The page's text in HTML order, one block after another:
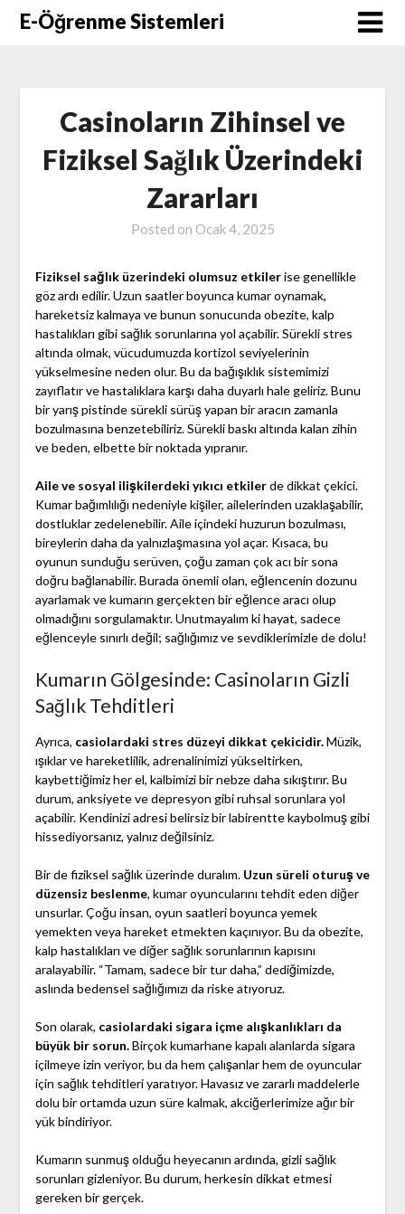
SkipE-Öğrenme Sistemleri
Casinoların Zihinsel ve
Fiziksel Sağlık Üzerindeki
Zararları
Posted on Ocak 4, 2025
Fiziksel sağlık üzerindeki olumsuz etkilerise genellikle
göz ardı edilir. Uzun saatler boyunca kumar oynamak,
hareketsiz kalmaya ve bunun sonucunda obezite, kalp
hastalıkları gibi sağlık sorunlarına yol açabilir. Sürekli stres
altında olmak, vücudumuzda kortizol seviyelerinin
yükselmesine neden olur. Bu da bağışıklık sistemimizi
zayıflatır ve hastalıklara karşı daha duyarlı hale geliriz. Bunu
bir yarış pistinde sürekli sürüş yapan bir aracın zamanla
bozulmasına benzetebiliriz. Sürekli baskı altında kalan zihin
ve beden, elbette bir noktada yıpranır.
Aile ve sosyal ilişkilerdeki yıkıcı etkilerde dikkat çekici.
Kumar bağımlılığı nedeniyle kişiler, ailelerinden uzaklaşabilir,
dostluklar zedelenebilir. Aile içindeki huzurun bozulması,
bireylerin daha da yalnızlaşmasına yol açar. Kısaca, bu
oyunun sunduğu serüven, çoğu zaman çok acı bir sona
doğru bağlanabilir. Burada önemli olan, eğlencenin dozunu
ayarlamak ve kumarın gerçekten bir eğlence aracı olup
olmadığını sorgulamaktır. Unutmayalım ki hayat, sadece
eğlenceyle sınırlı değil; sağlığımız ve sevdiklerimizle de dolu!
Kumarın Gölgesinde: Casinoların Gizli
Sağlık Tehditleri
Ayrıca, casiolardaki stres düzeyi dikkat çekicidir.Müzik,
ışıklar ve hareketlilik, adrenalinimizi yükseltirken,
kaybettiğimiz her el, kalbimizi bir nebze daha sıkıştırır. Bu
durum, anksiyete ve depresyon gibi ruhsal sorunlara yol
açabilir. Kendinizi adresi belirsiz bir labirentte kaybolmuş gibi
hissediyorsanız, yalnız değilsiniz.
Bir de fiziksel sağlık üzerinde duralım. Uzun süreli oturuş ve
düzensiz beslenme, kumar oyuncularını tehdit eden diğer
unsurlar. Çoğu insan, oyun saatleri boyunca yemek
yemekten veya hareket etmekten kaçınıyor. Bu da obezite,
kalp hastalıkları ve diğer sağlık sorunlarının kapısını
aralayabilir. “Tamam, sadece bir tur daha,” dediğimizde,
aslında bedensel sağlığımızı da riske atıyoruz.
Son olarak, casiolardaki sigara içme alışkanlıkları da
büyük bir sorun.Birçok kumarhane kapalı alanlarda sigara
içilmeye izin veriyor, bu da hem çalışanlar hem de oyuncular
için sağlık tehditleri yaratıyor. Havasız ve zararlı maddelerle
dolu bir ortamda uzun süre kalmak, akciğerlerimize ağır bir
yük bindiriyor.
Kumarın sunmuş olduğu heyecanın ardında, gizli sağlık
sorunları gizleniyor. Bu durum, herkesin dikkat etmesi
gereken bir gerçek.